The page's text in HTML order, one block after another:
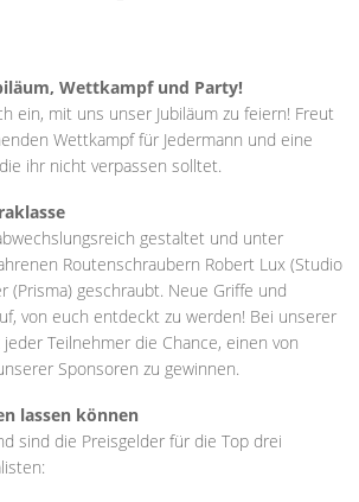
Wettkampf und Party!
ein, mit uns unser Jubiläum zu feiern! Freut
Wettkampf für Jedermann und eine
ihr nicht verpassen solltet.
gestaltet und unter
Routenschraubern Robert Lux (Studio
(Prisma) geschraubt. Neue Griffe und
von euch entdeckt zu werden! Bei unserer
Teilnehmer die Chance, einen von
Sponsoren zu gewinnen.
lassen können
sind die Preisgelder für die Top drei